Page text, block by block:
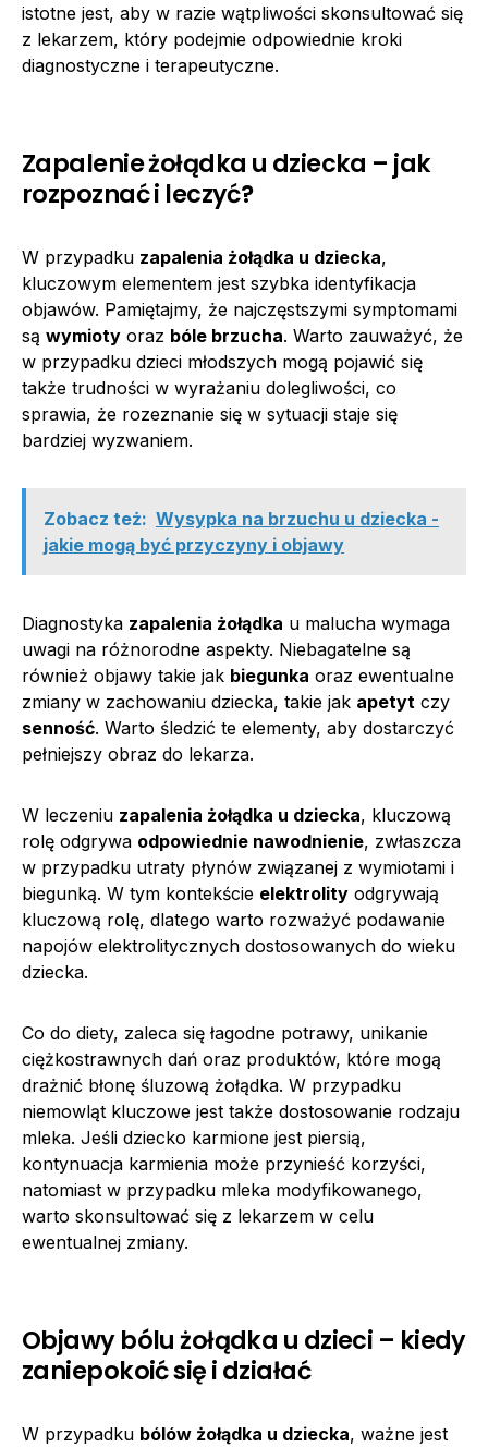
istotne jest, aby w razie wątpliwości skonsultować się
z lekarzem, który podejmie odpowiednie kroki
diagnostyczne i terapeutyczne.
Zapalenie żołądka u dziecka – jak
rozpoznać i leczyć?
W przypadku zapalenia żołądka u dziecka,
kluczowym elementem jest szybka identyfikacja
objawów. Pamiętajmy, że najczęstszymi symptomami
są wymioty oraz bóle brzucha. Warto zauważyć, że
w przypadku dzieci młodszych mogą pojawić się
także trudności w wyrażaniu dolegliwości, co
sprawia, że rozeznanie się w sytuacji staje się
bardziej wyzwaniem.
Zobacz też: Wysypka na brzuchu u dziecka -
jakie mogą być przyczyny i objawy
Diagnostyka zapalenia żołądka u malucha wymaga
uwagi na różnorodne aspekty. Niebagatelne są
również objawy takie jak biegunka oraz ewentualne
zmiany w zachowaniu dziecka, takie jak apetyt czy
senność. Warto śledzić te elementy, aby dostarczyć
pełniejszy obraz do lekarza.
W leczeniu zapalenia żołądka u dziecka, kluczową
rolę odgrywa odpowiednie nawodnienie, zwłaszcza
w przypadku utraty płynów związanej z wymiotami i
biegunką. W tym kontekście elektrolity odgrywają
kluczową rolę, dlatego warto rozważyć podawanie
napojów elektrolitycznych dostosowanych do wieku
dziecka.
Co do diety, zaleca się łagodne potrawy, unikanie
ciężkostrawnych dań oraz produktów, które mogą
drażnić błonę śluzową żołądka. W przypadku
niemowląt kluczowe jest także dostosowanie rodzaju
mleka. Jeśli dziecko karmione jest piersią,
kontynuacja karmienia może przynieść korzyści,
natomiast w przypadku mleka modyfikowanego,
warto skonsultować się z lekarzem w celu
ewentualnej zmiany.
Objawy bólu żołądka u dzieci – kiedy
zaniepokoić się i działać
W przypadku bólów żołądka u dziecka, ważne jest